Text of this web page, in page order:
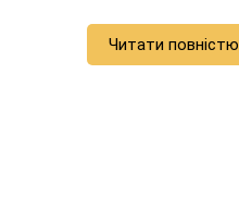
Читати повністю